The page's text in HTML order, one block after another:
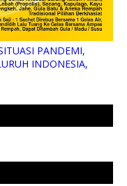
PANDEMI,
INDONESIA,